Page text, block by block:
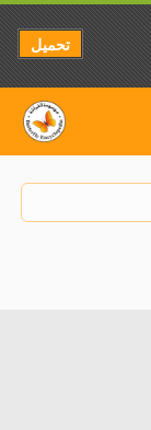
تحميل